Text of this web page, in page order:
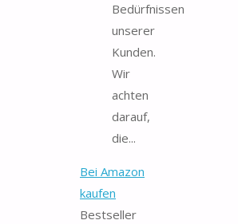
Bedürfnissen
unserer
Kunden.
Wir
achten
darauf,
die...
Bei Amazon
kaufen
Bestseller